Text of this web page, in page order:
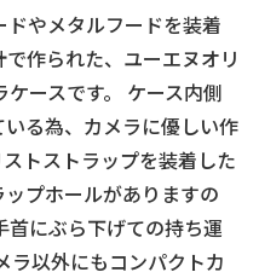
やメタルフードを装着
作られた、ユーエヌオリ
ースです。 ケース内側
る為、カメラに優しい作
トストラップを装着した
プホールがありますの
首にぶら下げての持ち運
ラ以外にもコンパクトカ